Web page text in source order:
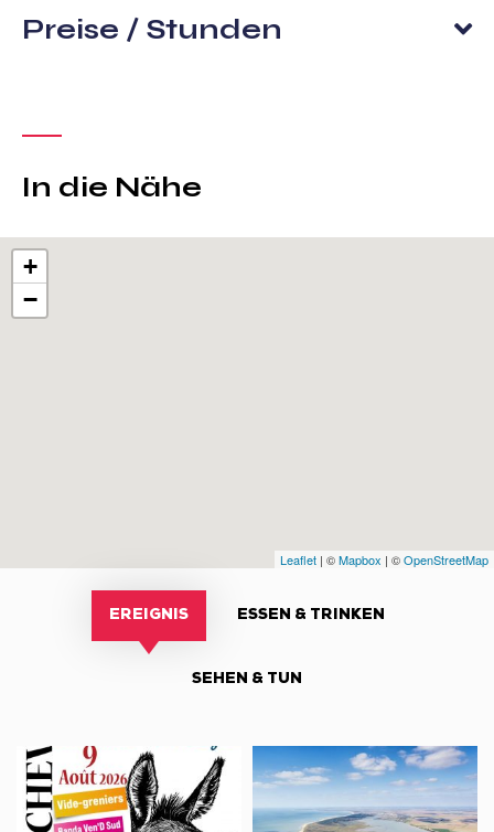
Preise / Stunden
In die Nähe
+
−
Leaflet | ©Mapbox | ©OpenStreetMap
EREIGNIS ESSEN & TRINKEN
SEHEN & TUN
Fête
de
l’Âne
Sortie
découverte